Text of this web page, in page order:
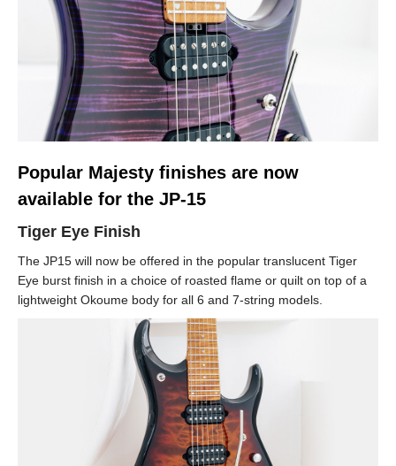
Popular Majesty finishes are now
available for the JP-15
Tiger Eye Finish
The JP15 will now be offered in the popular translucent Tiger
Eye burst finish in a choice of roasted flame or quilt on top of a
lightweight Okoume body for all 6 and 7-string models.